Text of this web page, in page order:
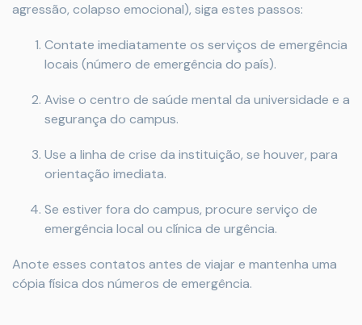
agressão, colapso emocional), siga estes passos:
Contate imediatamente os serviços de emergência
locais (número de emergência do país).
Avise o centro de saúde mental da universidade e a
segurança do campus.
Use a linha de crise da instituição, se houver, para
orientação imediata.
Se estiver fora do campus, procure serviço de
emergência local ou clínica de urgência.
Anote esses contatos antes de viajar e mantenha uma
cópia física dos números de emergência.